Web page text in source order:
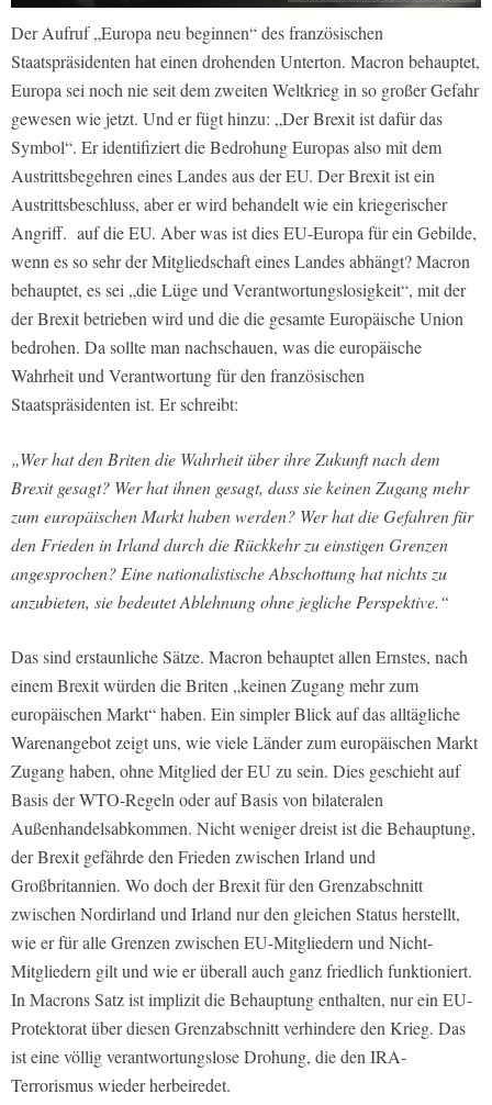
Der Aufruf „Europa neu beginnen“ des französischen
Staatspräsidenten hat einen drohenden Unterton. Macron behauptet,
Europa sei noch nie seit dem zweiten Weltkrieg in so großer Gefahr
gewesen wie jetzt. Und er fügt hinzu: „Der Brexit ist dafür das
Symbol“. Er identifiziert die Bedrohung Europas also mit dem
Austrittsbegehren eines Landes aus der EU. Der Brexit ist ein
Austrittsbeschluss, aber er wird behandelt wie ein kriegerischer
Angriff. auf die EU. Aber was ist dies EU-Europa für ein Gebilde,
wenn es so sehr der Mitgliedschaft eines Landes abhängt? Macron
behauptet, es sei „die Lüge und Verantwortungslosigkeit“, mit der
der Brexit betrieben wird und die die gesamte Europäische Union
bedrohen. Da sollte man nachschauen, was die europäische
Wahrheit und Verantwortung für den französischen
Staatspräsidenten ist. Er schreibt:
„Wer hat den Briten die Wahrheit über ihre Zukunft nach dem
Brexit gesagt? Wer hat ihnen gesagt, dass sie keinen Zugang mehr
zum europäischen Markt haben werden? Wer hat die Gefahren für
den Frieden in Irland durch die Rückkehr zu einstigen Grenzen
angesprochen? Eine nationalistische Abschottung hat nichts zu
anzubieten, sie bedeutet Ablehnung ohne jegliche Perspektive.“
Das sind erstaunliche Sätze. Macron behauptet allen Ernstes, nach
einem Brexit würden die Briten „keinen Zugang mehr zum
europäischen Markt“ haben. Ein simpler Blick auf das alltägliche
Warenangebot zeigt uns, wie viele Länder zum europäischen Markt
Zugang haben, ohne Mitglied der EU zu sein. Dies geschieht auf
Basis der WTO-Regeln oder auf Basis von bilateralen
Außenhandelsabkommen. Nicht weniger dreist ist die Behauptung,
der Brexit gefährde den Frieden zwischen Irland und
Großbritannien. Wo doch der Brexit für den Grenzabschnitt
zwischen Nordirland und Irland nur den gleichen Status herstellt,
wie er für alle Grenzen zwischen EU-Mitgliedern und Nicht-
Mitgliedern gilt und wie er überall auch ganz friedlich funktioniert.
In Macrons Satz ist implizit die Behauptung enthalten, nur ein EU-
Protektorat über diesen Grenzabschnitt verhindere den Krieg. Das
ist eine völlig verantwortungslose Drohung, die den IRA-
Terrorismus wieder herbeiredet.